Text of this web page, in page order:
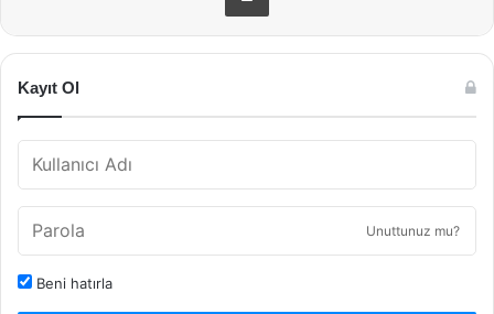
Kayıt Ol
Unuttunuz mu?
Beni hatırla